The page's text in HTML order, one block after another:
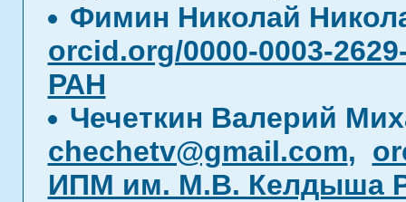
Фимин Николай
orcid.org/0000-0003-
РАН
Чечеткин Валерий
chechetv@gmail.com,
ИПМ им. М.В. Келдыша